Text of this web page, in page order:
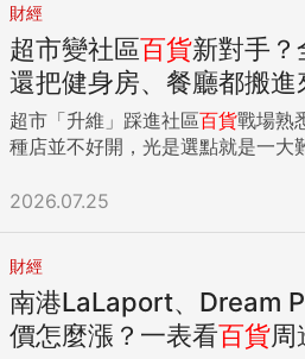
財經
超市變社區百貨新對手？
還把健身房、餐廳都搬進
超市「升維」踩進社區百貨戰場熟
種店並不好開，光是選點就是一大
2026.07.25
財經
南港LaLaport、Dream
價怎麼漲？一表看百貨